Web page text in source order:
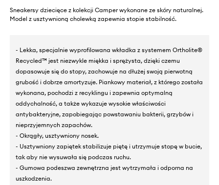
Sneakersy dziecięce z kolekcji Camper wykonane ze skóry naturalnej.
Model z usztywnioną cholewką zapewnia stopie stabilność.
- Lekka, specjalnie wyprofilowana wkładka z systemem Ortholite®
Recycled™ jest niezwykle miękka i sprężysta, dzięki czemu
dopasowuje się do stopy, zachowuje na dłużej swoją pierwotną
grubość i dobrze amortyzuje. Piankowy materiał, z którego została
wykonana, pochodzi z recyklingu i zapewnia optymalną
oddychalność, a także wykazuje wysokie właściwości
antybakteryjne, zapobiegając powstawaniu bakterii, grzybów i
nieprzyjemnych zapachów.
- Okrągły, usztywniony nosek.
- Usztywniony zapiętek stabilizuje piętę i utrzymuje stopę w bucie,
tak aby nie wysuwała się podczas ruchu.
- Gumowa podeszwa zewnętrzna jest wytrzymała i odporna na
uszkodzenia.